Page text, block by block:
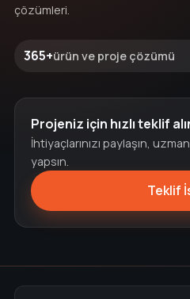
çözümleri.
365+ürün ve proje çözümü
Projeniz için hızlı teklif
İhtiyaçlarınızı paylaşın,
yapsın.
Teklif